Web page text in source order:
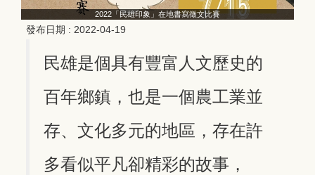
2022「民雄印象」在地書寫徵文比賽
發布日期 : 2022-04-19
民雄是個具有豐富人文歷史的
百年鄉鎮，也是一個農工業並
存、文化多元的地區，存在許
多看似平凡卻精彩的故事，